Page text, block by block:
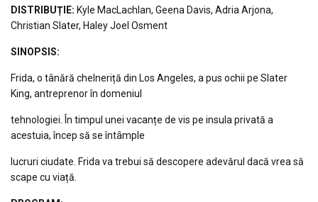
DISTRIBUȚIE: Kyle MacLachlan, Geena Davis, Adria Arjona,
Christian Slater, Haley Joel Osment
S INOPSIS:
Frida, o tânără chelneriță din Los Angeles, a pus ochii pe Slater
King, antreprenor în domeniul
tehnologiei. În timpul unei vacanțe de vis pe insula privată a
acestuia, încep să se întâmple
lucruri ciudate. Frida va trebui să descopere adevărul dacă vrea să
scape cu viață.